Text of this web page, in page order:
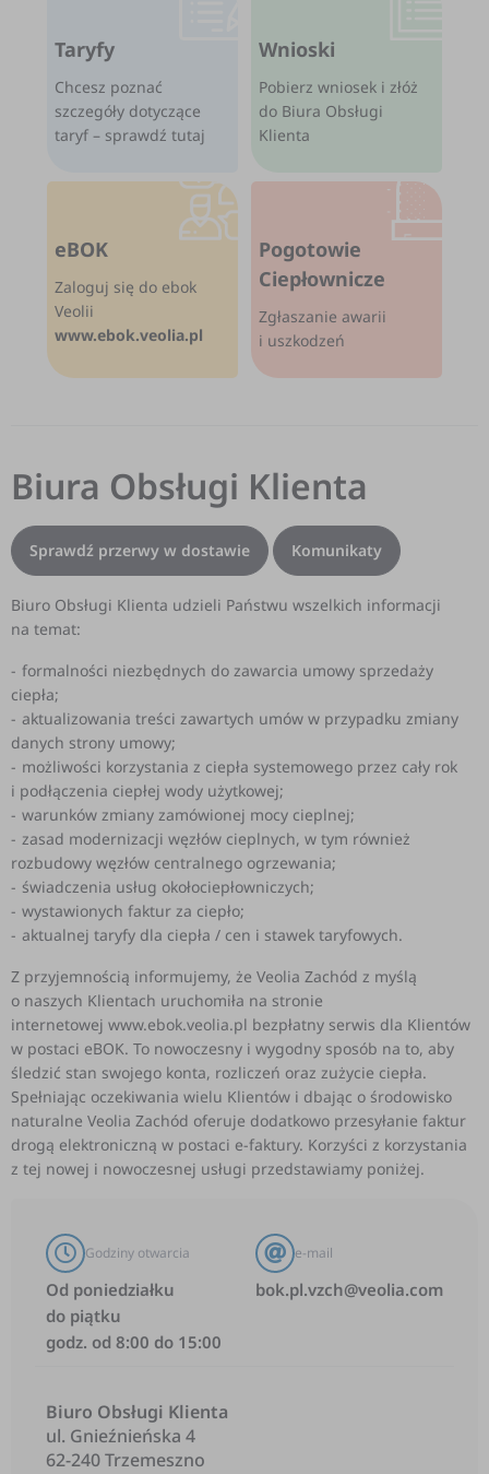
Taryfy
Chcesz poznać
szczegóły dotyczące
taryf – sprawdź tutaj
Wnioski
Pobierz wniosek i złóż
do Biura Obsługi
Klienta
eBOK
Zaloguj się do ebok
Veolii
www.ebok.veolia.pl
Pogotowie
Ciepłownicze
Zgłaszanie awarii
i uszkodzeń
Biura Obsługi Klienta
Sprawdź przerwy w dostawie Komunikaty
Biuro Obsługi Klienta udzieli Państwu wszelkich informacji
na temat:
formalności niezbędnych do zawarcia umowy sprzedaży
ciepła;
aktualizowania treści zawartych umów w przypadku zmiany
danych strony umowy;
możliwości korzystania z ciepła systemowego przez cały rok
i podłączenia ciepłej wody użytkowej;
warunków zmiany zamówionej mocy cieplnej;
zasad modernizacji węzłów cieplnych, w tym również
rozbudowy węzłów centralnego ogrzewania;
świadczenia usług okołociepłowniczych;
wystawionych faktur za ciepło;
aktualnej taryfy dla ciepła / cen i stawek taryfowych.
Z przyjemnością informujemy, że Veolia Zachód z myślą
o naszych Klientach uruchomiła na stronie
internetowej www.ebok.veolia.pl bezpłatny serwis dla Klientów
w postaci eBOK. To nowoczesny i wygodny sposób na to, aby
śledzić stan swojego konta, rozliczeń oraz zużycie ciepła.
Spełniając oczekiwania wielu Klientów i dbając o środowisko
naturalne Veolia Zachód oferuje dodatkowo przesyłanie faktur
drogą elektroniczną w postaci e-faktury. Korzyści z korzystania
z tej nowej i nowoczesnej usługi przedstawiamy poniżej.
Godziny otwarcia
Od poniedziałku
do piątku
godz. od 8:00 do 15:00
e-mail
bok.pl.vzch@veolia.com
Biuro Obsługi Klienta
ul. Gnieźnieńska 4
62-240 Trzemeszno